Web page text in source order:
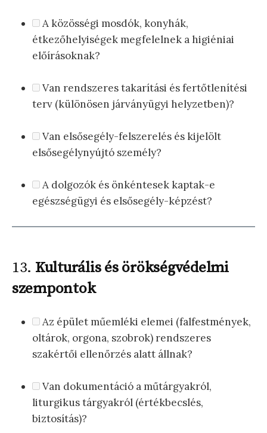
A közösségi mosdók, konyhák,
étkezőhelyiségek megfelelnek a higiéniai
előírásoknak?
Van rendszeres takarítási és fertőtlenítési
terv (különösen járványügyi helyzetben)?
Van elsősegély-felszerelés és kijelölt
elsősegélynyújtó személy?
A dolgozók és önkéntesek kaptak-e
egészségügyi és elsősegély-képzést?
13. Kulturális és örökségvédelmi
szempontok
Az épület műemléki elemei (falfestmények,
oltárok, orgona, szobrok) rendszeres
szakértői ellenőrzés alatt állnak?
Van dokumentáció a műtárgyakról,
liturgikus tárgyakról (értékbecslés,
biztosítás)?